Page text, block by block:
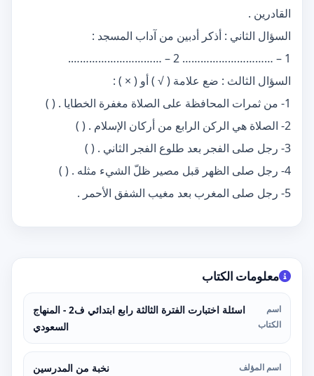
القادرين .
السؤال الثاني : أذكر أدبين من آداب المسجد :
1 – ………………………… 2 – ………………………….
السؤال الثالث : ضع علامة ( √ ) أو ( × ) :
1- من ثمرات المحافظة على الصلاة مغفرة الخطايا . ( )
2- الصلاة هي الركن الرابع من أركان الإسلام . ( )
3- رجل صلى الفجر بعد طلوع الفجر الثاني . ( )
4- رجل صلى الظهر قبل مصير ظلّ الشيء مثله . ( )
5- رجل صلى المغرب بعد مغيب الشفق الأحمر .
معلومات الكتاب
اسم
الكتاب
اسئلة اختبارت الفترة الثالثة رابع ابتدائي ف2 - المنهاج
السعودي
اسم المؤلف نخبة من المدرسين